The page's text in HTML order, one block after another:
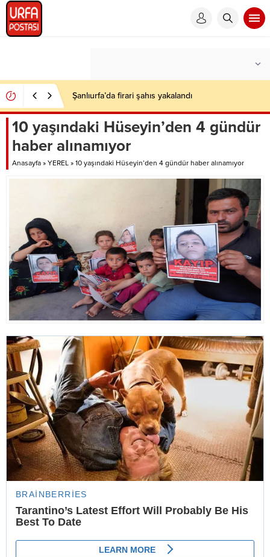
Şanlıurfa’da firari şahıs yakalandı
10 yaşındaki Hüseyin’den 4 gündür
haber alınamıyor
Anasayfa » YEREL » 10 yaşındaki Hüseyin’den 4 gündür haber alınamıyor